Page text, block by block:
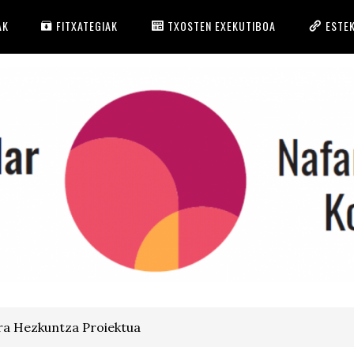
FITXATEGIAK TXOSTEN EXEKUTIBOA
Hezkuntza Proiektua